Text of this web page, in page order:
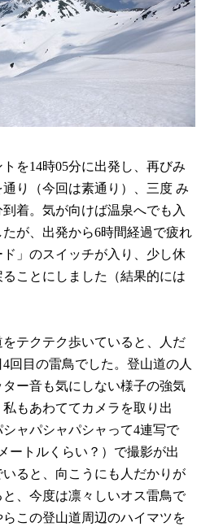
を14時05分に出発し、再びみ
り（今回は素通り）、三度 み
到着。気が向けば温泉へでも入
が、出発から6時間経過で疲れ
」のスイッチが入り、少し休
ことにしました（結果的には
テクテク歩いていると、人だ
回目の雷鳥でした。登山道の人
ー音も気にしない様子の強気
もあわててカメラを取り出
ャパシャパシャって4連写で
ートルくらい？）で撮影が出
ると、向こうにも人だかりが
、今度は凛々しいオス雷鳥で
この登山道周辺のハイマツを